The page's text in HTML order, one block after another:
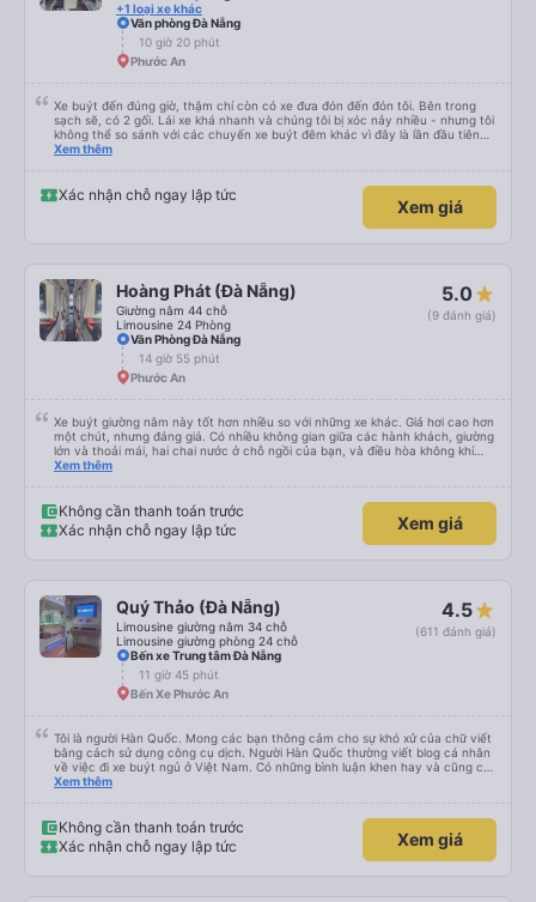
+1 loại xe khác
Văn phòng Đà Nẵng
10 giờ 20 phút
Phước An
Xe buýt đến đúng giờ, thậm chí còn có xe đưa đón đến đón tôi. Bên trong
sạch sẽ, có 2 gối. Lái xe khá nhanh và chúng tôi bị xóc nảy nhiều - nhưng tôi
không thể so sánh với các chuyến xe buýt đêm khác vì đây là lần đầu tiên
tôi đi. Nhìn chung, tôi hài lòng.
Xem thêm
Xác nhận chỗ ngay lập tức
Xem giá
Hoàng Phát (Đà Nẵng)
Giường nằm 44 chỗ
Limousine 24 Phòng
5.0
(9 đánh giá)
Văn Phòng Đà Nẵng
14 giờ 55 phút
Phước An
Xe buýt giường nằm này tốt hơn nhiều so với những xe khác. Giá hơi cao hơn
một chút, nhưng đáng giá. Có nhiều không gian giữa các hành khách, giường
lớn và thoải mái, hai chai nước ở chỗ ngồi của bạn, và điều hòa không khí
ngay tại chỗ ngồi mà bạn có thể bật tắt. Nhân viên thân thiện và tài xế lái xe
Xem thêm
Không cần thanh toán trước
Xác nhận chỗ ngay lập tức
Xem giá
Quý Thảo (Đà Nẵng)
Limousine giường nằm 34 chỗ
Limousine giường phòng 24 chỗ
4.5
(611 đánh giá)
Bến xe Trung tâm Đà Nẵng
11 giờ 45 phút
Bến Xe Phước An
Tôi là người Hàn Quốc. Mong các bạn thông cảm cho sự khó xử của chữ viết
bằng cách sử dụng công cụ dịch. Người Hàn Quốc thường viết blog cá nhân
về việc đi xe buýt ngủ ở Việt Nam. Có những bình luận khen hay và cũng có
những bình luận khen vất vả nên tôi đã rất lo lắng. Đó là một sự lo lắng vô
를 보시게 되는 한국분들께 정보를 드리자면 저는 다낭에서 꾸이년가는 버스를 탔습
니다. 같은 회사라도 버스마다 퀄리티가 다른지는 모르겠는데, 제가 탄 버스는 쾌적
하고 좋았어요. 자리 넓찍하고 베개 이불 깨끗합니다. 뭐 경적소리야 베트남에서는
Xem thêm
Không cần thanh toán trước
Xác nhận chỗ ngay lập tức
Xem giá